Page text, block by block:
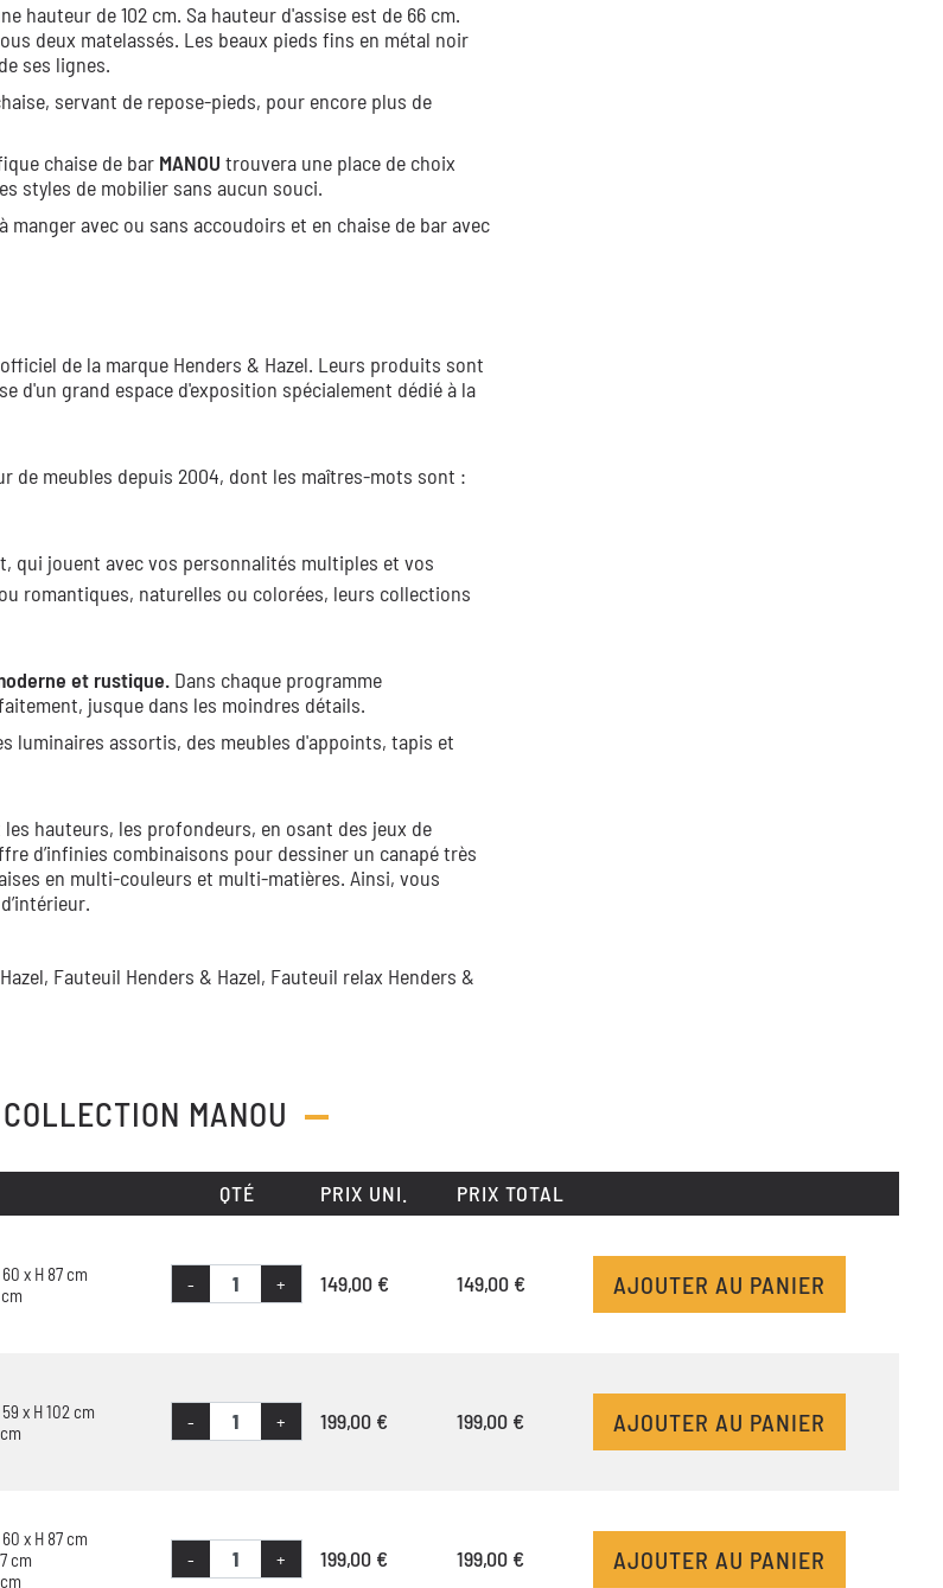
hauteur de 102 cm. Sa hauteur d'assise est de 66 cm.
deux matelassés. Les beaux pieds fins en métal noir
ses lignes.
servant de repose-pieds, pour encore plus de
chaise de bar MANOU trouvera une place de choix
styles de mobilier sans aucun souci.
manger avec ou sans accoudoirs et en chaise de bar avec
de la marque Henders & Hazel. Leurs produits sont
d'un grand espace d'exposition spécialement dédié à la
de meubles depuis 2004, dont les maîtres-mots sont :
qui jouent avec vos personnalités multiples et vos
romantiques, naturelles ou colorées, leurs collections
et rustique. Dans chaque programme
jusque dans les moindres détails.
luminaires assortis, des meubles d'appoints, tapis et
hauteurs, les profondeurs, en osant des jeux de
d’infinies combinaisons pour dessiner un canapé très
en multi-couleurs et multi-matières. Ainsi, vous
Fauteuil Henders & Hazel, Fauteuil relax Henders &
COLLECTION MANOU
QTÉ PRIX UNI. PRIX TOTAL
x H 87 cm
- + 149,00 € 149,00 € AJOUTER AU PANIER
x H 102 cm
- + 199,00 € 199,00 € AJOUTER AU PANIER
x H 87 cm
cm
- + 199,00 € 199,00 € AJOUTER AU PANIER